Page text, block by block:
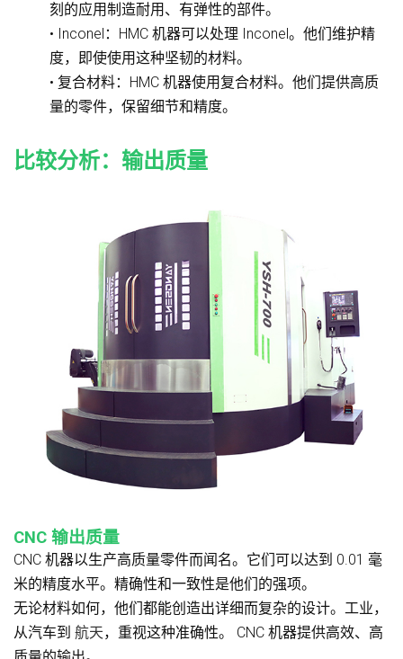
刻的应用制造耐用、有弹性的部件。
• Inconel：HMC 机器可以处理 Inconel。他们维护精
度，即使使用这种坚韧的材料。
• 复合材料：HMC 机器使用复合材料。他们提供高质
量的零件，保留细节和精度。
比较分析：输出质量
CNC 输出质量
CNC 机器以生产高质量零件而闻名。它们可以达到 0.01 毫
米的精度水平。精确性和一致性是他们的强项。
无论材料如何，他们都能创造出详细而复杂的设计。工业，
从汽车到 航天，重视这种准确性。 CNC 机器提供高效、高